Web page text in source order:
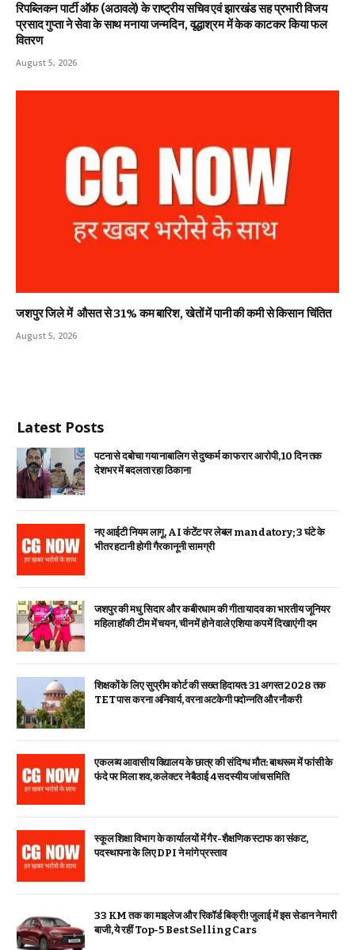
रिपब्लिकन पार्टी ऑफ (अठावले) के राष्ट्रीय सचिव एवं झारखंड सह प्रभारी विजय
प्रसाद गुप्ता ने सेवा के साथ मनाया जन्मदिन, वृद्धाश्रम में केक काटकर किया फल
वितरण
August 5, 2026
जशपुर जिले में औसत से 31% कम बारिश, खेतों में पानी की कमी से किसान चिंतित
August 5, 2026
Latest Posts
पटना से दबोचा गया नाबालिग से दुष्कर्म का फरार आरोपी, 10 दिन तक
देशभर में बदलता रहा ठिकाना
नए आईटी नियम लागू, AI कंटेंट पर लेबल mandatory; 3 घंटे के
भीतर हटानी होगी गैरकानूनी सामग्री
जशपुर की मधु सिदार और कबीरधाम की गीता यादव का भारतीय जूनियर
महिला हॉकी टीम में चयन, चीन में होने वाले एशिया कप में दिखाएंगी दम
शिक्षकों के लिए सुप्रीम कोर्ट की सख्त हिदायत: 31 अगस्त 2028 तक
TET पास करना अनिवार्य, वरना अटकेगी पदोन्नति और नौकरी
एकलव्य आवासीय विद्यालय के छात्र की संदिग्ध मौत: बाथरूम में फांसी के
फंदे पर मिला शव, कलेक्टर ने बैठाई 4 सदस्यीय जांच समिति
स्कूल शिक्षा विभाग के कार्यालयों में गैर-शैक्षणिक स्टाफ का संकट,
पदस्थापना के लिए DPI ने मांगे प्रस्ताव
33 KM तक का माइलेज और रिकॉर्ड बिक्री! जुलाई में इस सेडान ने मारी
बाजी, ये रहीं Top-5 Best Selling Cars